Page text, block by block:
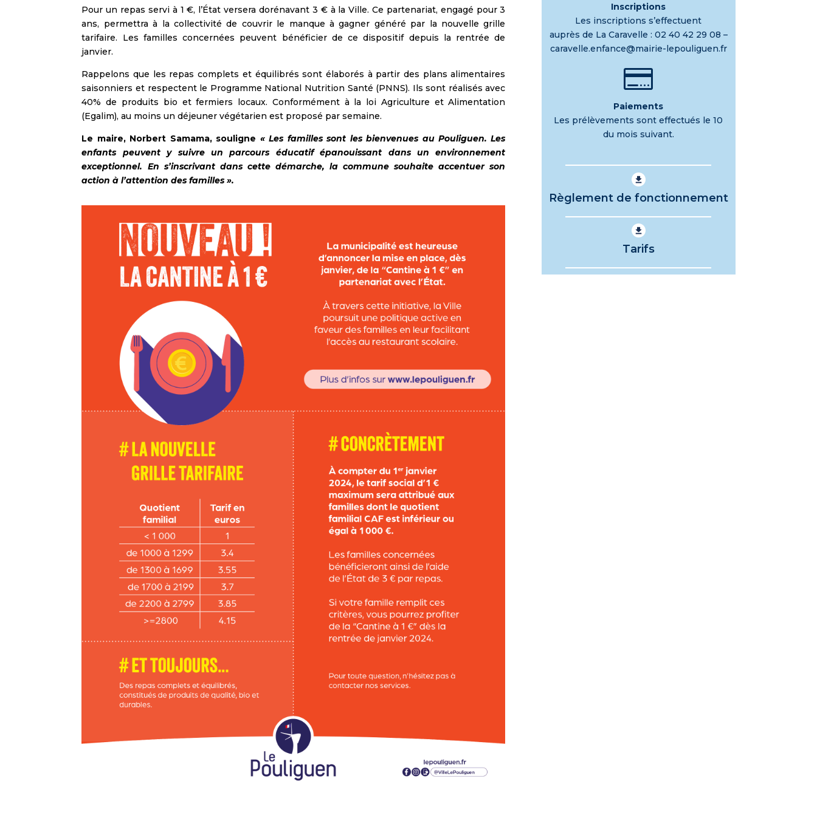
Pour un repas servi à 1 €, l’État versera dorénavant 3 € à la Ville. Ce partenariat, engagé pour 3
ans, permettra à la collectivité de couvrir le manque à gagner généré par la nouvelle grille
tarifaire. Les familles concernées peuvent bénéficier de ce dispositif depuis la rentrée de
janvier.
Rappelons que les repas complets et équilibrés sont élaborés à partir des plans alimentaires
saisonniers et respectent le Programme National Nutrition Santé (PNNS). Ils sont réalisés avec
40% de produits bio et fermiers locaux. Conformément à la loi Agriculture et Alimentation
(Egalim), au moins un déjeuner végétarien est proposé par semaine.
Le maire, Norbert Samama, souligne « Les familles sont les bienvenues au Pouliguen. Les
enfants peuvent y suivre un parcours éducatif épanouissant dans un environnement
exceptionnel. En s’inscrivant dans cette démarche, la commune souhaite accentuer son
action à l’attention des familles ».
Inscriptions
Les inscriptions s’effectuent
auprès de La Caravelle : 02 40 42 29 08 –
caravelle.enfance@mairie-lepouliguen.fr

Paiements
Les prélèvements sont effectués le 10
du mois suivant.
Règlement de fonctionnement
Tarifs